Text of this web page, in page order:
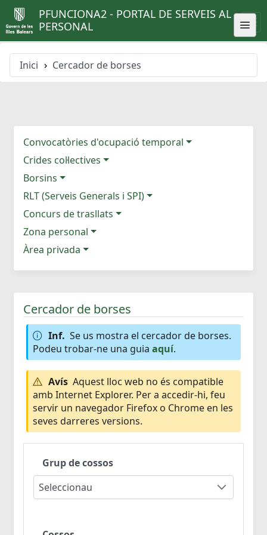
PFUNCIONA2 - PORTAL DE SERVEIS AL
PERSONAL
Inici Cercador de borses
Convocatòries d'ocupació temporal
Crides col·lectives
Borsins
RLT (Serveis Generals i SPI)
Concurs de trasllats
Zona personal
Àrea privada
Cercador de borses
Inf. Se us mostra el cercador de borses.
Podeu trobar-ne una guia aquí.
Avís Aquest lloc web no és compatible
amb Internet Explorer. Per a accedir-hi, feu
servir un navegador Firefox o Chrome en les
seves darreres versions.
Grup de cossos
Seleccionau